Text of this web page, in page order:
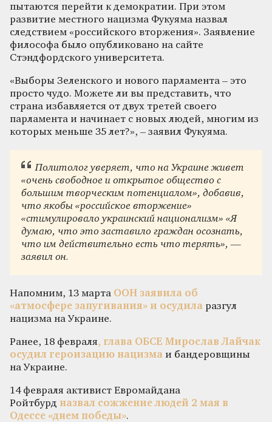
пытаются перейти к демократии. При этом
развитие местного нацизма Фукуяма назвал
следствием «российского вторжения». Заявление
философа было опубликовано на сайте
Стэндфордского университета.
«Выборы Зеленского и нового парламента – это
просто чудо. Можете ли вы представить, что
страна избавляется от двух третей своего
парламента и начинает с новых людей, многим из
которых меньше 35 лет?», – заявил Фукуяма.
Политолог уверяет, что на Украине живет
«очень свободное и открытое общество с
большим творческим потенциалом», добавив,
что якобы «российское вторжение»
«стимулировало украинский национализм» «Я
думаю, что это заставило граждан осознать,
что им действительно есть что терять», —
заявил он.
Напомним, 13 марта ООН заявила об
«атмосфере запугивания» и осудила разгул
нацизма на Украине.
Ранее, 18 февраля, глава ОБСЕ Мирослав Лайчак
осудил героизацию нацизма и бандеровщины
на Украине.
14 февраля активист Евромайдана
Ройтбурд назвал сожжение людей 2 мая в
Одессе «днем победы».